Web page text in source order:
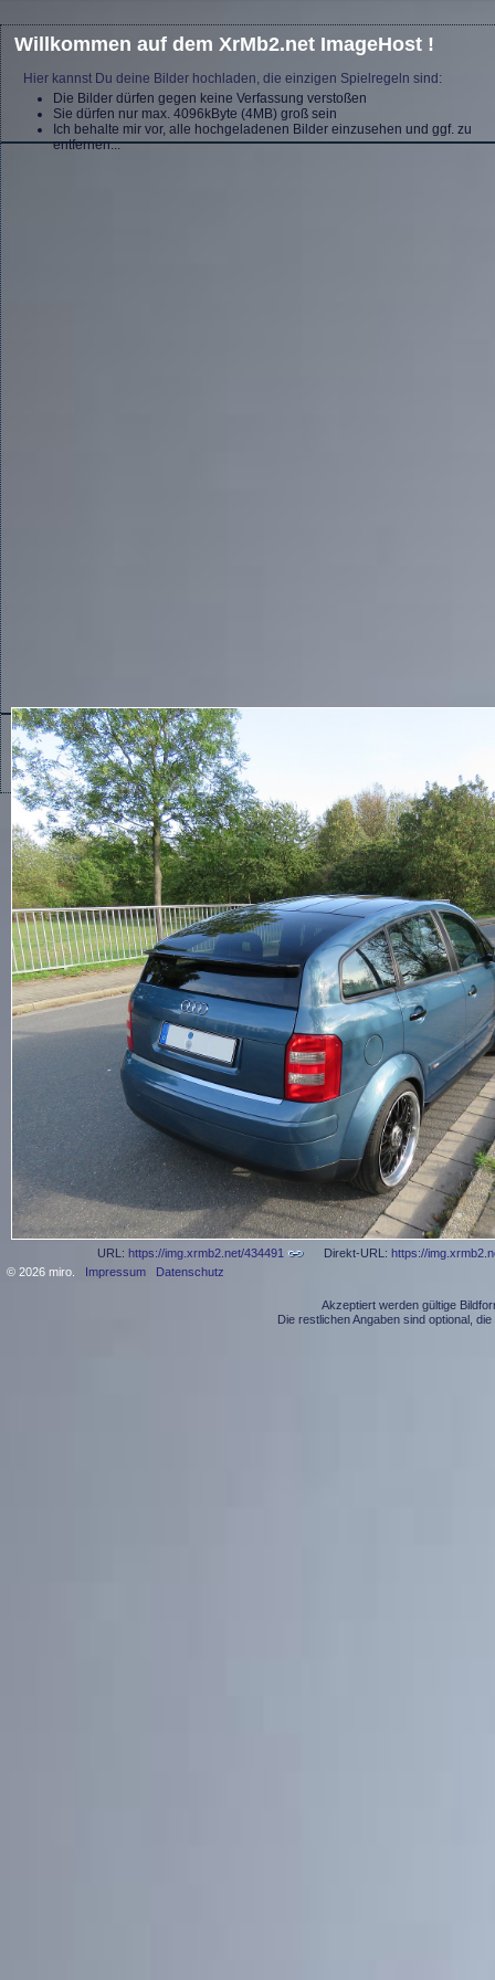
Willkommen auf dem XrMb2.net ImageHost !
Hier kannst Du deine Bilder hochladen, die einzigen Spielregeln sind:
Die Bilder dürfen gegen keine Verfassung verstoßen
Sie dürfen nur max. 4096kByte (4MB) groß sein
Ich behalte mir vor, alle hochgeladenen Bilder einzusehen und ggf. zu
entfernen...
URL: https://img.xrmb2.net/434491 Direkt-URL: https://
© 2026 miro. Impressum Datenschutz
Akzeptiert werden gültige
Die restlichen Angaben sind optional,